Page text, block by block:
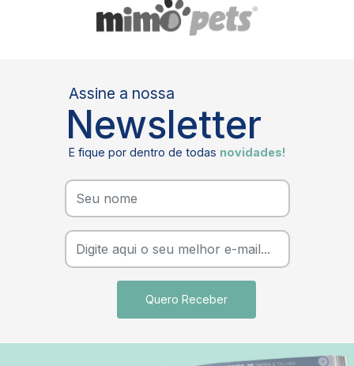
Assine a nossa
Newsletter
E fique por dentro de todas novidades!
Quero Receber